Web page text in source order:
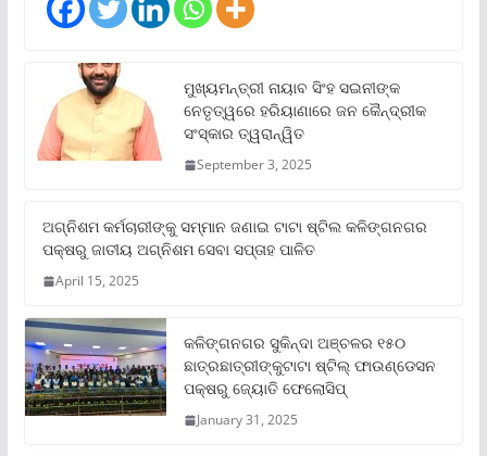
ମୁଖ୍ୟମନ୍ତ୍ରୀ ନାୟାବ ସିଂହ ସଇନୀଙ୍କ
ନେତୃତ୍ୱରେ ହରିୟାଣାରେ ଜନ କୈନ୍ଦ୍ରୀକ
ସଂସ୍କାର ତ୍ୱରାନ୍ୱିତ
September 3, 2025
ଅଗ୍ନିଶମ କର୍ମଚାରୀଙ୍କୁ ସମ୍ମାନ ଜଣାଇ ଟାଟା ଷ୍ଟିଲ କଳିଙ୍ଗନଗର
ପକ୍ଷରୁ ଜାତୀୟ ଅଗ୍ନିଶମ ସେବା ସପ୍ତାହ ପାଳିତ
April 15, 2025
କଳିଙ୍ଗନଗର ସୁକିନ୍ଦା ଅଞ୍ଚଳର ୧୫୦
ଛାତ୍ରଛାତ୍ରୀଙ୍କୁଟାଟା ଷ୍ଟିଲ୍ ଫାଉଣ୍ଡେସନ
ପକ୍ଷରୁ ଜ୍ୟୋତି ଫେଲୋସିପ୍‌
January 31, 2025